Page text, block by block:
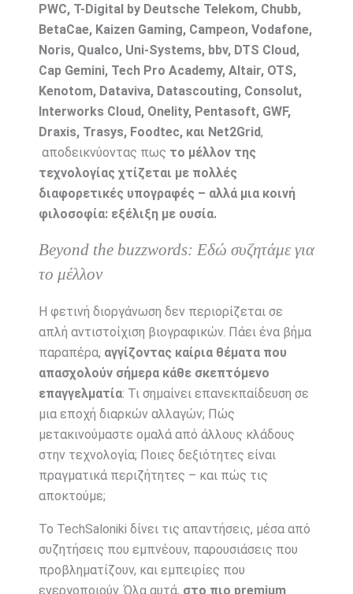
PWC, T-Digital by Deutsche Telekom, Chubb,
BetaCae, Kaizen Gaming, Campeon, Vodafone,
Noris, Qualco, Uni-Systems, bbv, DTS Cloud,
Cap Gemini, Tech Pro Academy, Altair, OTS,
Kenotom, Dataviva, Datascouting, Consolut,
Interworks Cloud, Onelity, Pentasoft, GWF,
Draxis, Trasys, Foodtec, και Net2Grid,
αποδεικνύοντας πως το μέλλον της
τεχνολογίας χτίζεται με πολλές
διαφορετικές υπογραφές – αλλά μια κοινή
φιλοσοφία: εξέλιξη με ουσία.
Beyond the buzzwords: Εδώ συζητάμε για
το μέλλον
Η φετινή διοργάνωση δεν περιορίζεται σε
απλή αντιστοίχιση βιογραφικών. Πάει ένα βήμα
παραπέρα, αγγίζοντας καίρια θέματα που
απασχολούν σήμερα κάθε σκεπτόμενο
επαγγελματία: Τι σημαίνει επανεκπαίδευση σε
μια εποχή διαρκών αλλαγών; Πώς
μετακινούμαστε ομαλά από άλλους κλάδους
στην τεχνολογία; Ποιες δεξιότητες είναι
πραγματικά περιζήτητες – και πώς τις
αποκτούμε;
Το TechSaloniki δίνει τις απαντήσεις, μέσα από
συζητήσεις που εμπνέουν, παρουσιάσεις που
προβληματίζουν, και εμπειρίες που
ενεργοποιούν. Όλα αυτά, στο πιο premium